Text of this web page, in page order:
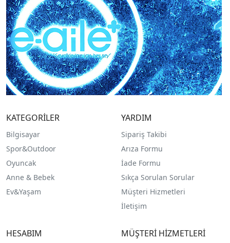
KATEGORİLER
Bilgisayar
Spor&Outdoor
Oyuncak
Anne & Bebek
Ev&Yaşam
YARDIM
Sipariş Takibi
Arıza Formu
İade Formu
Sıkça Sorulan Sorular
Müşteri Hizmetleri
İletişim
HESABIM MÜŞTERİ HİZMETLERİ